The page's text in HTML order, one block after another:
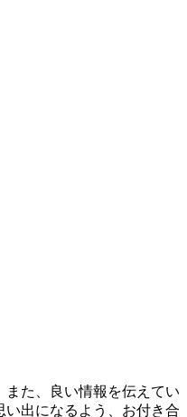
また、良い情報を伝えてい
出になるよう、お付き合